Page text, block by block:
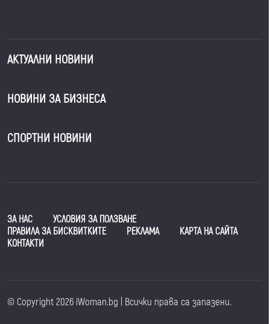
АКТУАЛНИ НОВИНИ
НОВИНИ ЗА БИЗНЕСА
СПОРТНИ НОВИНИ
ЗА НАС
УСЛОВИЯ ЗА ПОЛЗВАНЕ
ПРАВИЛА ЗА БИСКВИТКИТЕ
РЕКЛАМА
КАРТА НА САЙТА
КОНТАКТИ
© Copyright 2026 iWoman.bg | Всички права са запазени.